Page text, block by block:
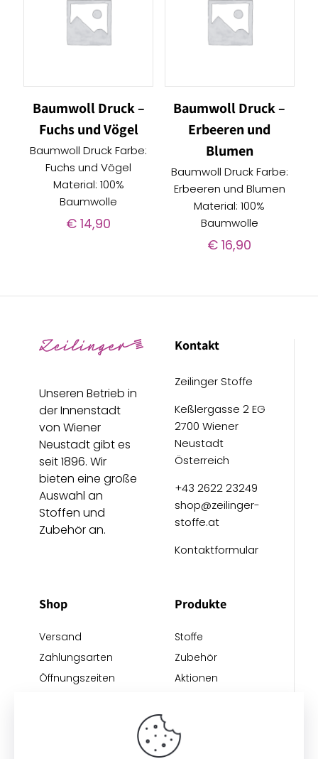
Baumwoll Druck –
Fuchs und Vögel
Baumwoll Druck Farbe:
Fuchs und Vögel
Material: 100%
Baumwolle
€ 14,90
Baumwoll Druck –
Erbeeren und
Blumen
Baumwoll Druck Farbe:
Erbeeren und Blumen
Material: 100%
Baumwolle
€ 16,90
Unseren Betrieb in
der Innenstadt
von Wiener
Neustadt gibt es
seit 1896. Wir
bieten eine große
Auswahl an
Stoffen und
Zubehör an.
Kontakt
Zeilinger Stoffe
Keßlergasse 2 EG
2700 Wiener
Neustadt
Österreich
+43 2622 23249
shop@zeilinger-
stoffe.at
Kontaktformular
Shop
Versand
Zahlungsarten
Öffnungszeiten
Produkte
Stoffe
Zubehör
Aktionen